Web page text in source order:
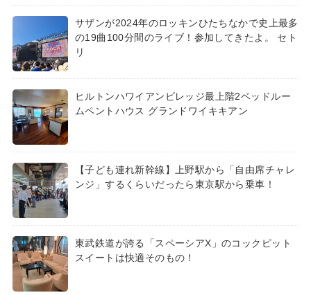
サザンが2024年のロッキンひたちなかで史上最多
の19曲100分間のライブ！参加してきたよ。 セト
リ
ヒルトンハワイアンビレッジ最上階2ベッドルー
ムペントハウス グランドワイキキアン
【子ども連れ新幹線】上野駅から「自由席チャレ
ンジ」するくらいだったら東京駅から乗車！
東武鉄道が誇る「スペーシアX」のコックピット
スイートは快適そのもの！